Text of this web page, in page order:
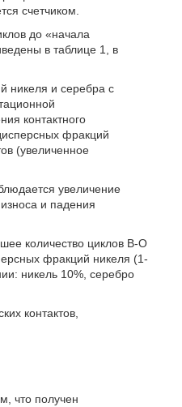
счетчиком.
до «начала
в таблице 1, в
никеля и серебра с
контактного
фракций
(увеличенное
увеличение
и падения
количество циклов В-О
фракций никеля (1-
никель 10%, серебро
контактов,
что получен